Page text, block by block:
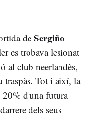
de Sergiño
es trobava lesionat
al club neerlandès,
traspàs. Tot i així, la
20% d'una futura
dels seus